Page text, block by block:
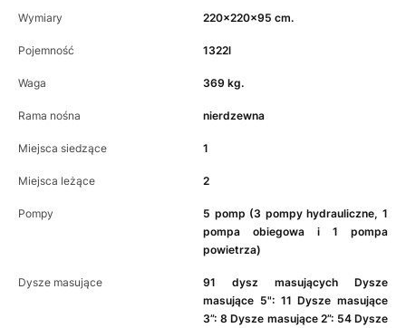
Wymiary 220x220x95 cm.
Pojemność 1322l
Waga 369 kg.
Rama nośna nierdzewna
Miejsca siedzące 1
Miejsca leżące 2
Pompy
5 pomp (3 pompy hydrauliczne, 1
pompa obiegowa i 1 pompa
powietrza)
Dysze masujące
91 dysz masujących Dysze
masujące 5": 11 Dysze masujące
3”: 8 Dysze masujące 2”: 54 Dysze